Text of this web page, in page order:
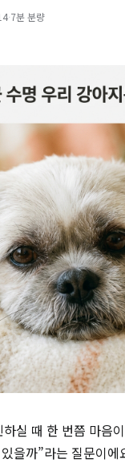
·7분 분량
실 때 한 번쯤 마음
을까”라는 질문이에